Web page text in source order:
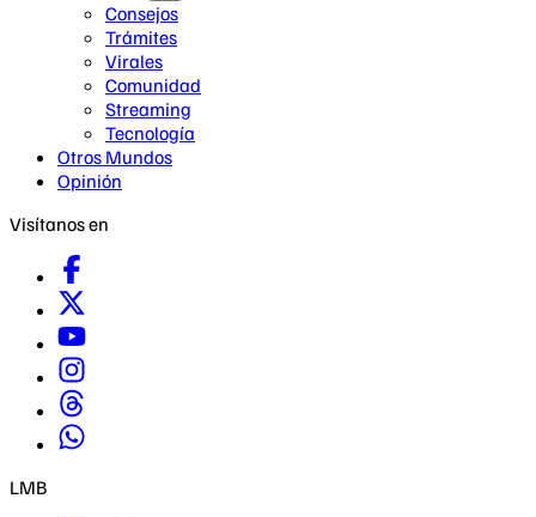
Consejos
Trámites
Virales
Comunidad
Streaming
Tecnología
Otros Mundos
Opinión
Visítanos en
LMB